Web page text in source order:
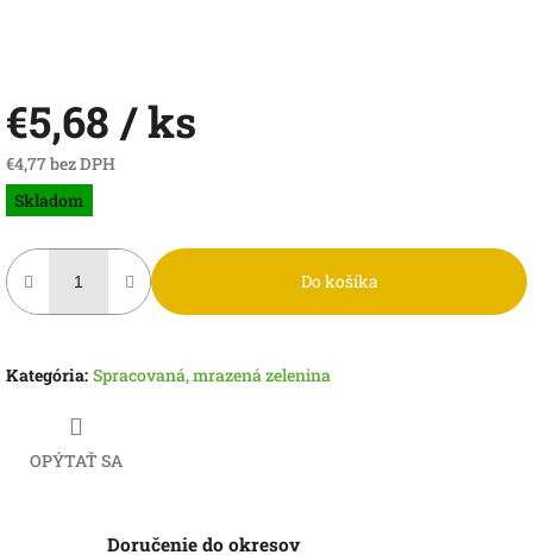
€5,68 / ks
€4,77 bez DPH
Jednotková
cena:
Skladom
Do košíka
Kategória: Spracovaná, mrazená zelenina
OPÝTAŤ SA
Doručenie do okresov